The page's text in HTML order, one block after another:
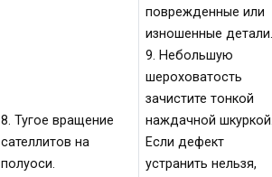
8. Тугое вращение
сателлитов на
полуоси.
поврежденные или
изношенные
9. Небольшую
шероховатость
зачистите тонкой
наждачной
Если дефект
устранить нельзя,